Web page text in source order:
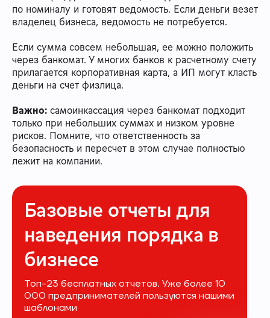
по номиналу и готовят ведомость. Если деньги везет
владелец бизнеса, ведомость не потребуется.
Если сумма совсем небольшая, ее можно положить
через банкомат. У многих банков к расчетному счету
прилагается корпоративная карта, а ИП могут класть
деньги на счет физлица.
Важно: самоинкассация через банкомат подходит
только при небольших суммах и низком уровне
рисков. Помните, что ответственность за
безопасность и пересчет в этом случае полностью
лежит на компании.
Базовые отчеты для
наведения порядка в
бизнесе
Топ-23 бесплатных отчетов. Уже более 10
000 предпринимателей пользуются нашими
шаблонами